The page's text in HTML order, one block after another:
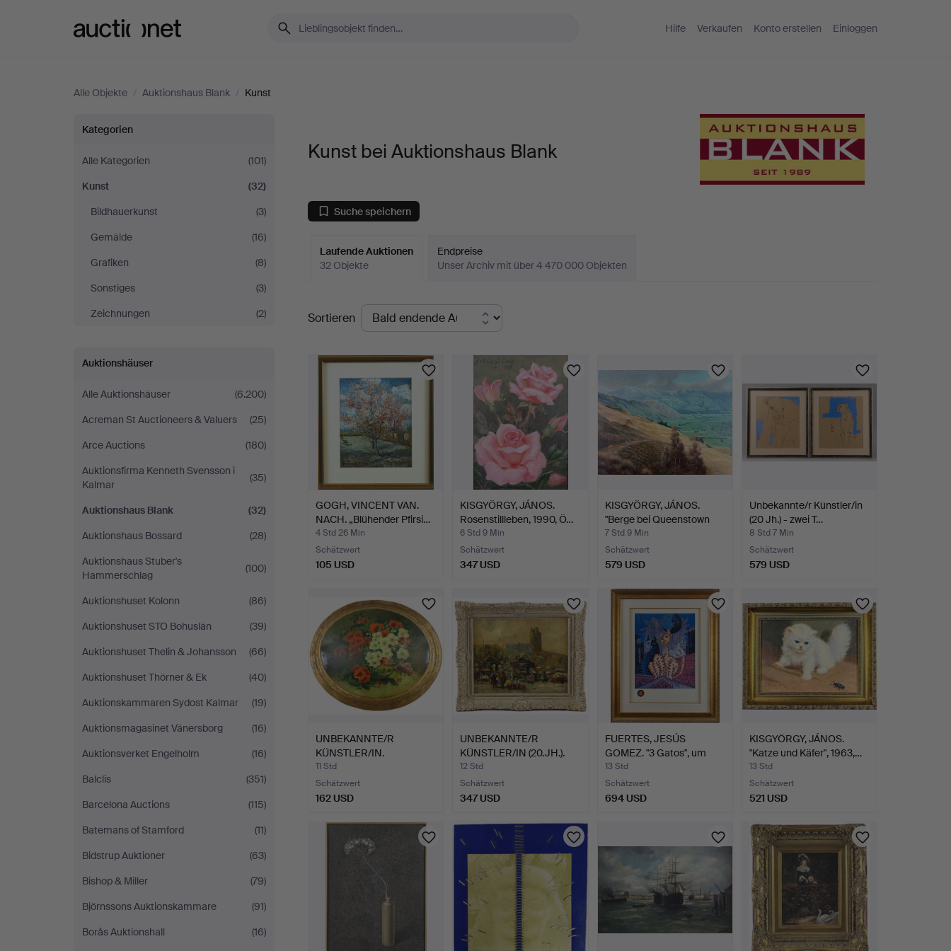
Hilfe Verkaufen Konto erstellen Einloggen
Alle Objekte / Auktionshaus Blank / Kunst
Kunst
bei
Auktionshaus
Blank
Kategorien
Alle Kategorien
(101)
Kunst
(32)
Bildhauerkunst
(3)
Gemälde
(16)
Grafiken
(8)
Sonstiges
(3)
Zeichnungen
(2)
Auktionshäuser
Alle Auktionshäuser
(6.200)
Acreman St Auctioneers & Valuers
(25)
Arce Auctions
(180)
Auktionsfirma Kenneth Svensson i
Kalmar
(35)
Auktionshaus Blank
(32)
Auktionshaus Bossard
(28)
Auktionshaus Stuber's
Hammerschlag
(100)
Auktionshuset Kolonn
(86)
Auktionshuset STO Bohuslän
(39)
Auktionshuset Thelin & Johansson
(66)
Auktionshuset Thörner & Ek
(40)
Auktionskammaren Sydost Kalmar
(19)
Auktionsmagasinet Vänersborg
(16)
Auktionsverket Engelholm
(16)
Balclis
(351)
Barcelona Auctions
(115)
Batemans of Stamford
(11)
Bidstrup Auktioner
(63)
Bishop & Miller
(79)
Björnssons Auktionskammare
(91)
Borås Auktionshall
(16)
Kunst bei Auktionshaus Blank
Suche speichern
Laufende Auktionen
32 Objekte
Endpreise
Unser Archiv mit über 4 470 000 Objekten
Laufende
Auktionen
Sortieren
GOGH, VINCENT VAN.
NACH. „Blühender Pfirsi…
4 Std 26 Min
Schätzwert
105 USD
KISGYÖRGY, JÁNOS.
Rosenstillleben, 1990, Ö…
6 Std 9 Min
Schätzwert
347 USD
KISGYÖRGY, JÁNOS.
"Berge bei Queenstown
Ne…
7 Std 9 Min
Schätzwert
579 USD
Unbekannte/r Künstler/in
(20 Jh.) - zwei T…
8 Std 7 Min
Schätzwert
579 USD
UNBEKANNTE/R
KÜNSTLER/IN.
Blumenstillleben…
11 Std
Schätzwert
162 USD
UNBEKANNTE/R
KÜNSTLER/IN (20.JH.).
Holländ…
12 Std
Schätzwert
347 USD
FUERTES, JESÚS
GOMEZ. "3 Gatos", um
2000/2…
13 Std
Schätzwert
694 USD
KISGYÖRGY, JÁNOS.
"Katze und Käfer", 1963,…
13 Std
Schätzwert
521 USD